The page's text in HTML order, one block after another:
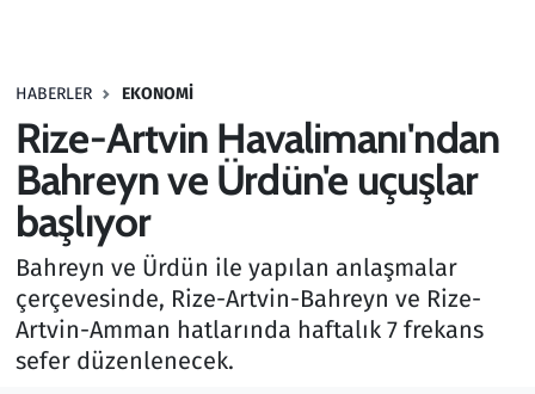
HABERLER EKONOMI
Rize-Artvin Havalimanı'ndan
Bahreyn ve Ürdün'e uçuşlar
başlıyor
Bahreyn ve Ürdün ile yapılan anlaşmalar
çerçevesinde, Rize-Artvin-Bahreyn ve Rize-
Artvin-Amman hatlarında haftalık 7 frekans
sefer düzenlenecek.
Haber
Kültür Sanat
Kurumsal Haberler
Lezzet Durağı
Memur ve Kamu